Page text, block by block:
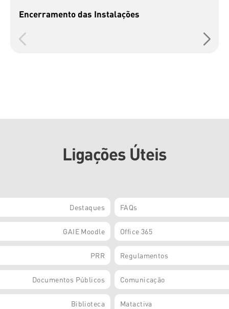
Encerramento das Instalações
Ligações Úteis
Destaques FAQs
GAIE Moodle Office 365
PRR Regulamentos
Documentos Públicos Comunicação
Biblioteca Matactiva